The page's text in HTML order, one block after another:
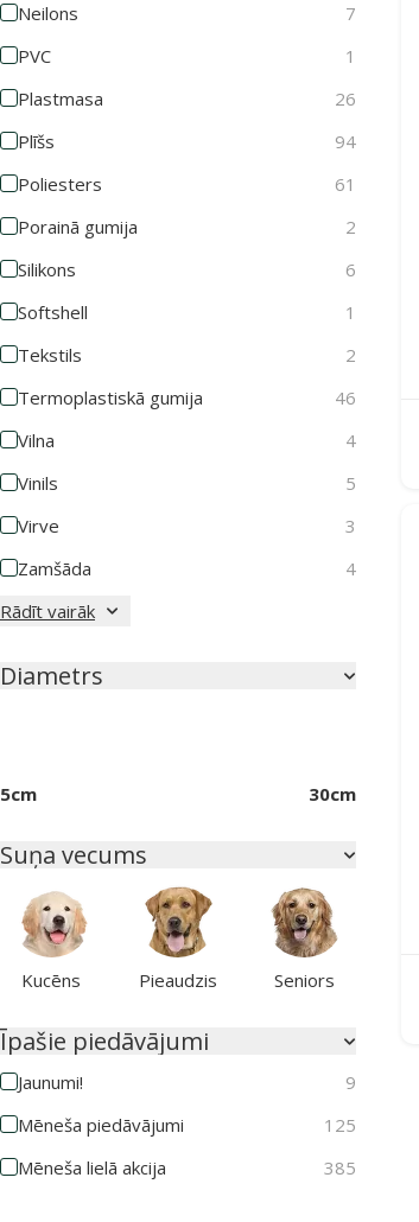
Neilons
7
PVC
1
Plastmasa
26
Plīšs
94
Poliesters
61
Porainā gumija
2
Silikons
6
Softshell
1
Tekstils
2
Termoplastiskā gumija
46
Vilna
4
Vinils
5
Virve
3
Zamšāda
4
Rādīt vairāk
Diametrs
5cm 30cm
Suņa vecums
Kucēns Pieaudzis Seniors
Īpašie piedāvājumi
Jaunumi!
9
Mēneša piedāvājumi
125
Mēneša lielā akcija
385